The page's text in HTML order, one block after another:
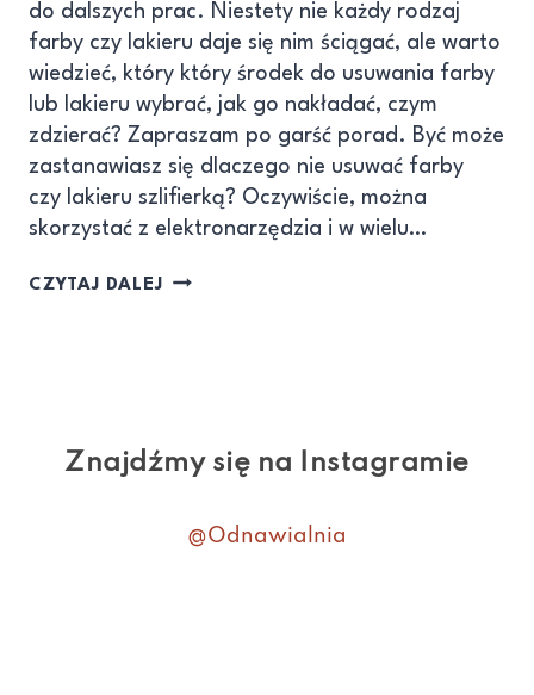
do dalszych prac. Niestety nie każdy rodzaj
farby czy lakieru daje się nim ściągać, ale warto
wiedzieć, który który środek do usuwania farby
lub lakieru wybrać, jak go nakładać, czym
zdzierać? Zapraszam po garść porad. Być może
zastanawiasz się dlaczego nie usuwać farby
czy lakieru szlifierką? Oczywiście, można
skorzystać z elektronarzędzia i w wielu…
CZYTAJ DALEJ
Znajdźmy się na Instagramie
@Odnawialnia